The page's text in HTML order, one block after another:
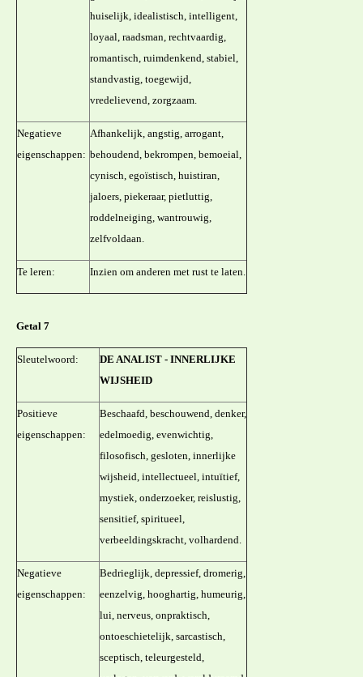
huiselijk, idealistisch, intelligent,
loyaal, raadsman, rechtvaardig,
romantisch, ruimdenkend, stabiel,
standvastig, toegewijd,
vredelievend, zorgzaam.
Negatieve
eigenschappen:
Afhankelijk, angstig, arrogant,
behoudend, bekrompen, bemoeial,
cynisch, egoïstisch, huistiran,
jaloers, piekeraar, pietluttig,
roddelneiging, wantrouwig,
zelfvoldaan.
Te leren: Inzien om anderen met rust te laten.
Getal 7
Sleutelwoord:
DE ANALIST - INNERLIJKE
WIJSHEID
Positieve
eigenschappen:
Beschaafd, beschouwend, denker,
edelmoedig, evenwichtig,
filosofisch, gesloten, innerlijke
wijsheid, intellectueel, intuïtief,
mystiek, onderzoeker, reislustig,
sensitief, spiritueel,
verbeeldingskracht, volhardend.
Negatieve
eigenschappen:
Bedrieglijk, depressief, dromerig,
eenzelvig, hooghartig, humeurig,
lui, nerveus, onpraktisch,
ontoeschietelijk, sarcastisch,
sceptisch, teleurgesteld,